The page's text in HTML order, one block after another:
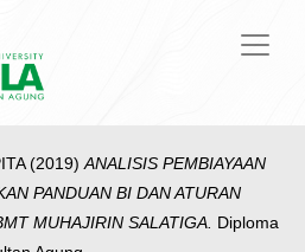
(2019)ANALISIS PEMBIAYAAN
PANDUAN BI DAN ATURAN
MUHAJIRIN SALATIGA. Diploma